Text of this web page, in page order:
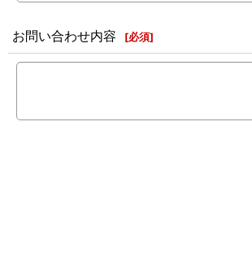
お問い合わせ内容 [必須]